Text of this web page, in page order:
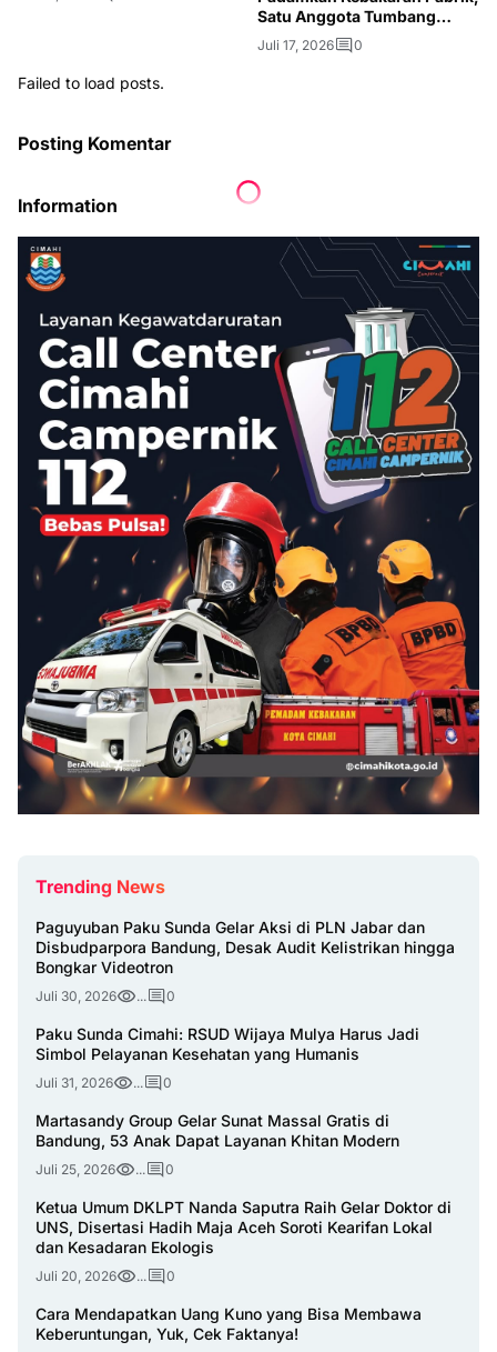
Satu Anggota Tumbang
Akibat Asap
Juli 17, 2026 0
Failed to load posts.
Posting Komentar
Information
Trending News
Paguyuban Paku Sunda Gelar Aksi di PLN Jabar dan
Disbudparpora Bandung, Desak Audit Kelistrikan hingga
Bongkar Videotron
Juli 30, 2026 ... 0
Paku Sunda Cimahi: RSUD Wijaya Mulya Harus Jadi
Simbol Pelayanan Kesehatan yang Humanis
Juli 31, 2026 ... 0
Martasandy Group Gelar Sunat Massal Gratis di
Bandung, 53 Anak Dapat Layanan Khitan Modern
Juli 25, 2026 ... 0
Ketua Umum DKLPT Nanda Saputra Raih Gelar Doktor di
UNS, Disertasi Hadih Maja Aceh Soroti Kearifan Lokal
dan Kesadaran Ekologis
Juli 20, 2026 ... 0
Cara Mendapatkan Uang Kuno yang Bisa Membawa
Keberuntungan, Yuk, Cek Faktanya!